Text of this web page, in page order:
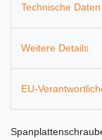
Technische Daten
Weitere Details
EU-